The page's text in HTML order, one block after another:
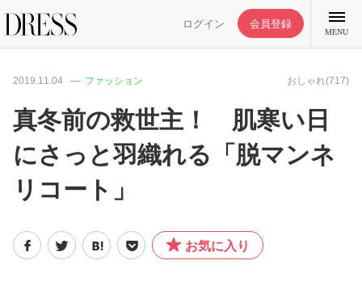
ログイン 会員登録
MENU
特集記事
DRESS部活
ライフスタイル
2019.11.04 ファッション おしゃれ(717)
真冬前の救世主！ 肌寒い日
にさっと羽織れる「脱マンネ
リコート」
お気に入り